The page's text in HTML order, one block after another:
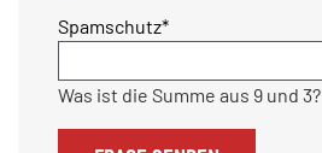
Pflichtfeld
Spamschutz*
Was ist die Summe aus 9 und 3?